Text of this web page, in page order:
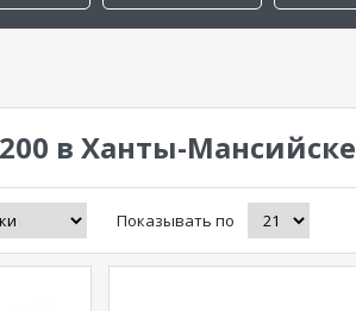
в Ханты-Мансийске
Показывать по